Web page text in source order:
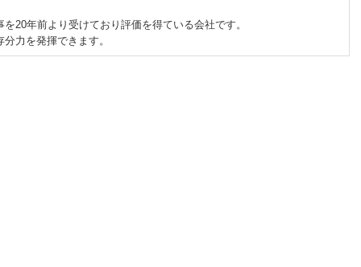
20年前より受けており評価を得ている会社です。
力を発揮できます。